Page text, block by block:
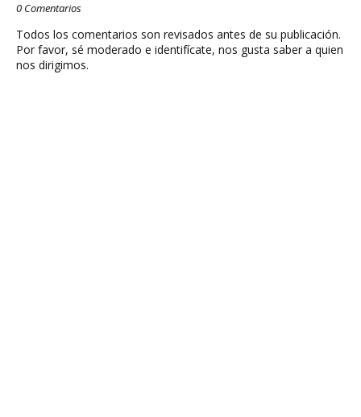
0 Comentarios
Todos los comentarios son revisados antes de su publicación.
Por favor, sé moderado e identifícate, nos gusta saber a quien
nos dirigimos.